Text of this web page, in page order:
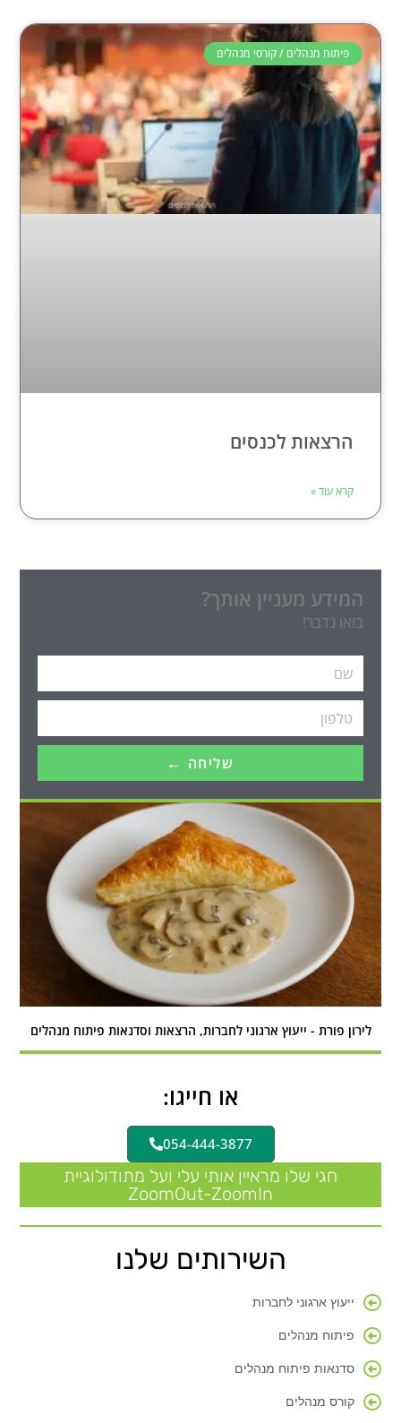
פיתוח מנהלים / קורסי מנהלים
הרצאות לכנסים
קרא עוד »
המידע מעניין אותך?
בואו נדבר!
שליחה ←
לירון פורת - ייעוץ ארגוני לחברות, הרצאות וסדנאות פיתוח מנהלים
או חייגו:
054-444-3877
חגי שלו מראיין אותי עלי ועל מתודולוגיית
ZoomOut-ZoomIn
השירותים שלנו
ייעוץ ארגוני לחברות
פיתוח מנהלים
סדנאות פיתוח מנהלים
קורס מנהלים